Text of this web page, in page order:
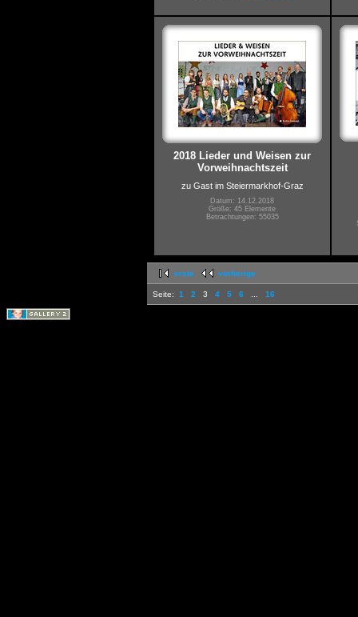
2018 Lieder und Weisen zur
Vorweihnachtszeit
zu Gast im Steiermarkhof-Graz
Datum: 14.12.2018
Größe: 45 Elemente
Betrachtungen: 55035
erste vorherige
Seite: 1 2 3 4 5 6 16